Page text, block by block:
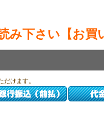
み下さい【お買
だけます。